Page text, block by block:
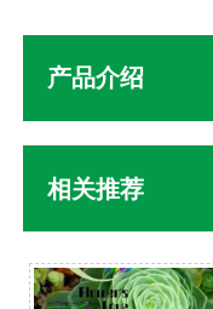
产品介绍
相关推荐